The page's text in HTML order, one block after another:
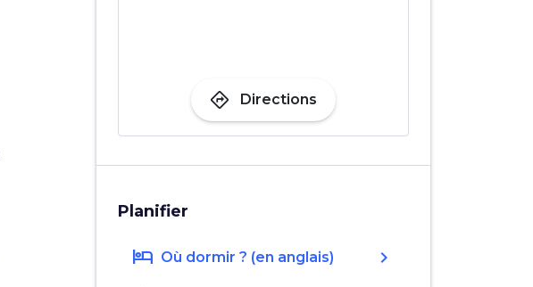
directions Directions
Planifier
hotel Où dormir ? (en anglais) chevron_right